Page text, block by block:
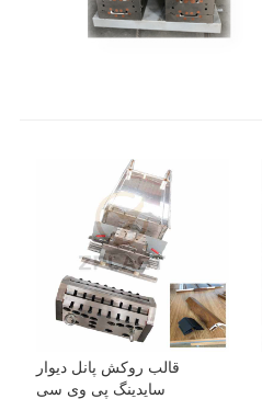
قالب روکش پانل دیوار
سایدینگ پی وی سی